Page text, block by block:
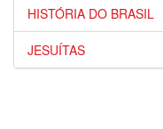
HISTÓRIA DO BRASIL
JESUÍTAS